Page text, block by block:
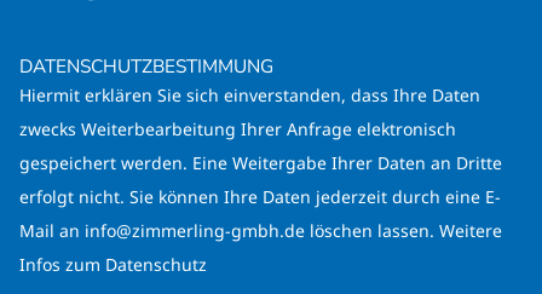
DATENSCHUTZBESTIMMUNG
Hiermit erklären Sie sich einverstanden, dass Ihre Daten
zwecks Weiterbearbeitung Ihrer Anfrage elektronisch
gespeichert werden. Eine Weitergabe Ihrer Daten an Dritte
erfolgt nicht. Sie können Ihre Daten jederzeit durch eine E-
Mail an info@zimmerling-gmbh.de löschen lassen. Weitere
Infos zum Datenschutz